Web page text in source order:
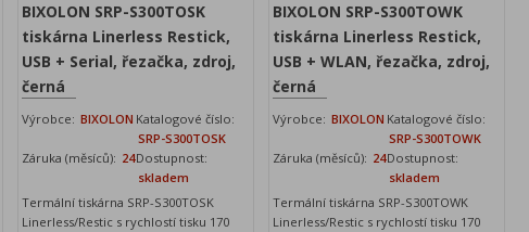
BIXOLON SRP-S300TOSK
tiskárna Linerless Restick,
USB + Serial, řezačka, zdroj,
černá
Výrobce: BIXOLON Katalogové číslo:
SRP-S300TOSK
Záruka (měsíců): 24Dostupnost:
skladem
Termální tiskárna SRP-S300TOSK
Linerless/Restic s rychlostí tisku 170
BIXOLON SRP-S300TOWK
tiskárna Linerless Restick,
USB + WLAN, řezačka, zdroj,
černá
Výrobce: BIXOLON Katalogové číslo:
SRP-S300TOWK
Záruka (měsíců): 24Dostupnost:
skladem
Termální tiskárna SRP-S300TOWK
Linerless/Restic s rychlostí tisku 170